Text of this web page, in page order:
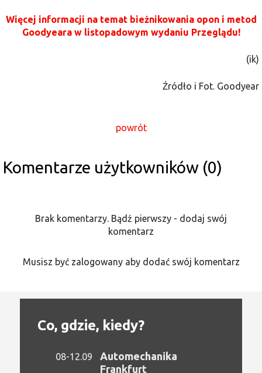
Więcej informacji na temat bieżnikowania opon i metod
Goodyeara w listopadowym wydaniu Przeglądu!
(ik)
Źródło i Fot. Goodyear
powrót
Komentarze użytkowników (0)
Brak komentarzy. Bądź pierwszy - dodaj swój
komentarz
Musisz być zalogowany aby dodać swój komentarz
Co, gdzie, kiedy?
08-12.09
Automechanika
Frankfurt